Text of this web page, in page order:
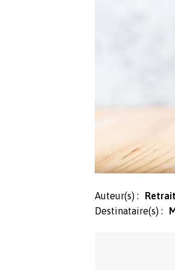
Auteur(s) :
Destinataire(s) :